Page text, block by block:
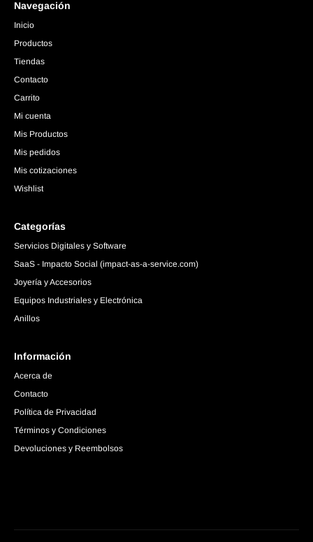
Navegación
Inicio
Productos
Tiendas
Contacto
Carrito
Mi cuenta
Mis Productos
Mis pedidos
Mis cotizaciones
Wishlist
Categorías
Servicios Digitales y Software
SaaS - Impacto Social (impact-as-a-service.com)
Joyería y Accesorios
Equipos Industriales y Electrónica
Anillos
Información
Acerca de
Contacto
Política de Privacidad
Términos y Condiciones
Devoluciones y Reembolsos